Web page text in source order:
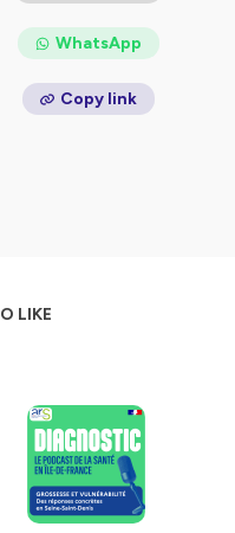
politique-de-
WhatsApp
Copy link
LIKE